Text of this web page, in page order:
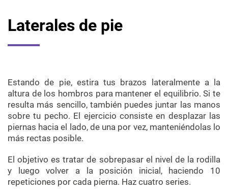
Laterales de pie
Estando de pie, estira tus brazos lateralmente a la
altura de los hombros para mantener el equilibrio. Si te
resulta más sencillo, también puedes juntar las manos
sobre tu pecho. El ejercicio consiste en desplazar las
piernas hacia el lado, de una por vez, manteniéndolas lo
más rectas posible.
El objetivo es tratar de sobrepasar el nivel de la rodilla
y luego volver a la posición inicial, haciendo 10
repeticiones por cada pierna. Haz cuatro series.